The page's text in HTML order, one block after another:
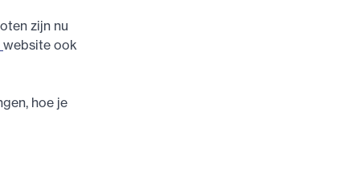
zijn nu
website ook
hoe je